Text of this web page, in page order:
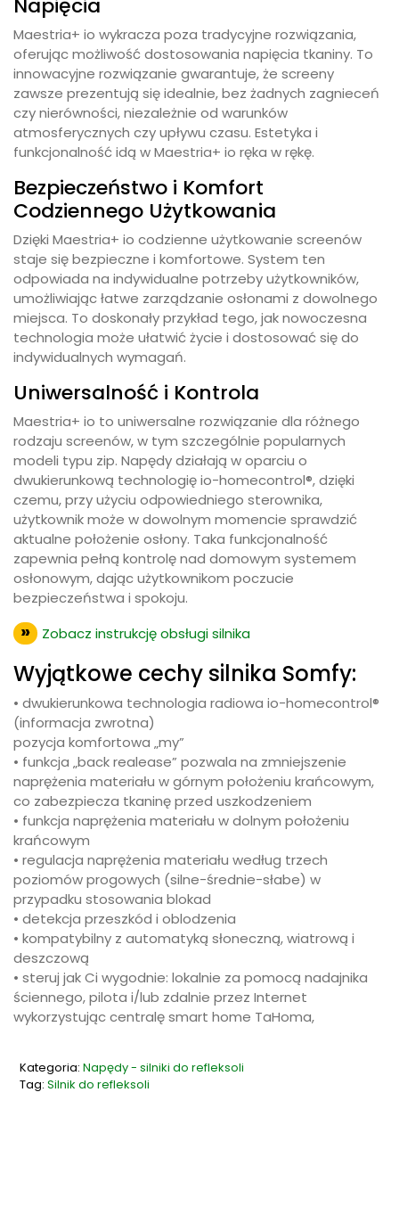
Napięcia
Maestria+ io wykracza poza tradycyjne rozwiązania,
oferując możliwość dostosowania napięcia tkaniny. To
innowacyjne rozwiązanie gwarantuje, że screeny
zawsze prezentują się idealnie, bez żadnych zagnieceń
czy nierówności, niezależnie od warunków
atmosferycznych czy upływu czasu. Estetyka i
funkcjonalność idą w Maestria+ io ręka w rękę.
Bezpieczeństwo i Komfort
Codziennego Użytkowania
Dzięki Maestria+ io codzienne użytkowanie screenów
staje się bezpieczne i komfortowe. System ten
odpowiada na indywidualne potrzeby użytkowników,
umożliwiając łatwe zarządzanie osłonami z dowolnego
miejsca. To doskonały przykład tego, jak nowoczesna
technologia może ułatwić życie i dostosować się do
indywidualnych wymagań.
Uniwersalność i Kontrola
Maestria+ io to uniwersalne rozwiązanie dla różnego
rodzaju screenów, w tym szczególnie popularnych
modeli typu zip. Napędy działają w oparciu o
dwukierunkową technologię io-homecontrol®, dzięki
czemu, przy użyciu odpowiedniego sterownika,
użytkownik może w dowolnym momencie sprawdzić
aktualne położenie osłony. Taka funkcjonalność
zapewnia pełną kontrolę nad domowym systemem
osłonowym, dając użytkownikom poczucie
bezpieczeństwa i spokoju.
Zobacz instrukcję obsługi silnika
Wyjątkowe cechy silnika Somfy:
• dwukierunkowa technologia radiowa io-homecontrol®
(informacja zwrotna)
pozycja komfortowa „my”
• funkcja „back realease” pozwala na zmniejszenie
naprężenia materiału w górnym położeniu krańcowym,
co zabezpiecza tkaninę przed uszkodzeniem
• funkcja naprężenia materiału w dolnym położeniu
krańcowym
• regulacja naprężenia materiału według trzech
poziomów progowych (silne-średnie-słabe) w
przypadku stosowania blokad
• detekcja przeszkód i oblodzenia
• kompatybilny z automatyką słoneczną, wiatrową i
deszczową
• steruj jak Ci wygodnie: lokalnie za pomocą nadajnika
ściennego, pilota i/lub zdalnie przez Internet
wykorzystując centralę smart home TaHoma,
Kategoria:Napędy - silniki do refleksoli
Tag:Silnik do refleksoli